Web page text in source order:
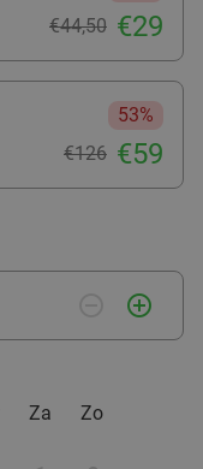
€44,50 €29
53%
€126 €59
add_circle_outline
Za Zo